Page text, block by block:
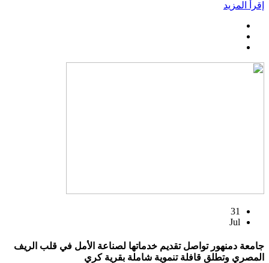
إقرأ المزيد
31
Jul
جامعة دمنهور تواصل تقديم خدماتها لصناعة الأمل في قلب الريف
المصري وتطلق قافلة تنموية شاملة بقرية كري